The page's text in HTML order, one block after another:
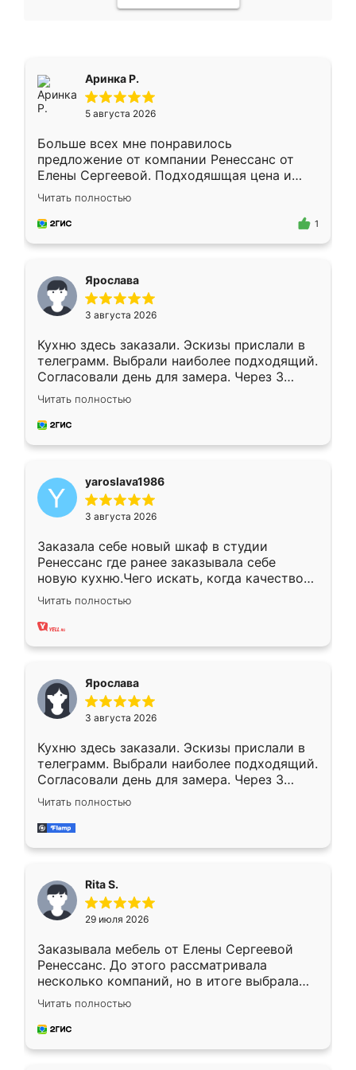
Аринка Р.
5 августа 2026
Больше всех мне понравилось
предложение от компании Ренессанс от
Елены Сергеевой. Подходяшщая цена и
короткие сроки изготовления. Приехавший
для замера сотрудник Владислав
предложил по моему эскизу самый
Читать полностью
1
Ярослава
3 августа 2026
Кухню здесь заказали. Эскизы прислали в
телеграмм. Выбрали наиболее подходящий.
Согласовали день для замера. Через 3
недели кухня была уже готова. Остались
довольны работой. Спасибо Ренессанс
мебель за качественную работу!
Читать полностью
yaroslava1986
3 августа 2026
Заказала себе новый шкаф в студии
Ренессанс где ранее заказывала себе
новую кухню.Чего искать, когда качеством
вполне довольна. Служит кухня уже почти
два года, нареканий нет.
Читать полностью
Ярослава
3 августа 2026
Кухню здесь заказали. Эскизы прислали в
телеграмм. Выбрали наиболее подходящий.
Согласовали день для замера. Через 3
недели кухня была уже готова. Остались
довольны работой. Спасибо Ренессанс
мебель за качественную работу!
Читать полностью
Rita S.
29 июля 2026
Заказывала мебель от Елены Сергеевой
Ренессанс. До этого рассматривала
несколько компаний, но в итоге выбрала
эту. Сначала обговорили условия, потом
приехал замерщик, всё спокойно объяснил
и снял размеры. Изготовили в срок, с
Читать полностью